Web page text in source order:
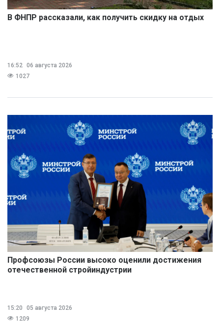
В ФНПР рассказали, как получить скидку на отдых
16:52 06 августа 2026
1027
Профсоюзы России высоко оценили достижения
отечественной стройиндустрии
15:20
05 августа 2026
1209